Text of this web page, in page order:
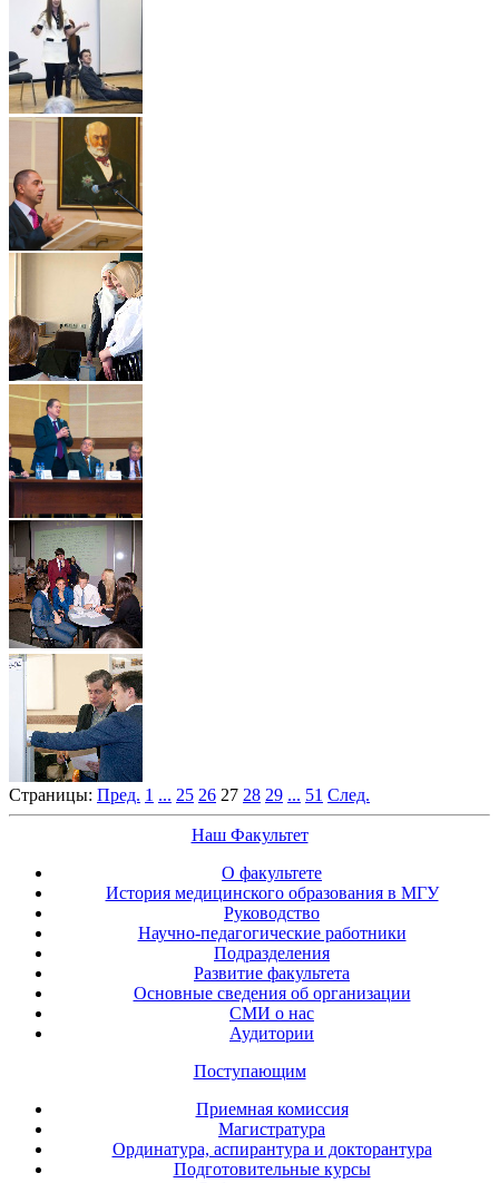
Страницы: Пред. 1 ... 25 26 27 28 29 ... 51 След.
Наш Факультет
О факультете
История медицинского образования в МГУ
Руководство
Научно-педагогические работники
Подразделения
Развитие факультета
Основные сведения об организации
СМИ о нас
Аудитории
Поступающим
Приемная комиссия
Магистратура
Ординатура, аспирантура и докторантура
Подготовительные курсы